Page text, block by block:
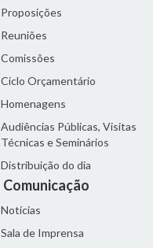
Proposições
Reuniões
Comissões
Ciclo Orçamentário
Homenagens
Audiências Públicas, Visitas
Técnicas e Seminários
Distribuição do dia
Comunicação
Notícias
Sala de Imprensa